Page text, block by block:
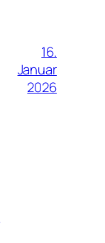
16.
Januar
2026